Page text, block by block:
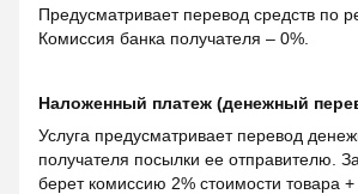
Предусматривает перевод средств по
Комиссия банка получателя – 0%.
Наложенный платеж (денежный
Услуга предусматривает перевод
получателя посылки ее отправителю.
берет комиссию 2% стоимости товара +